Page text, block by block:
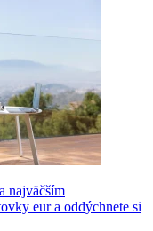
najväčším
eur a oddýchnete si